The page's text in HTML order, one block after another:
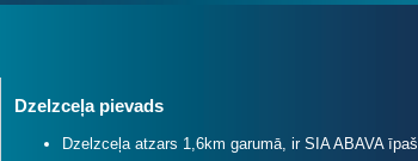
Dzelzceļa pievads
Dzelzceļa atzars 1,6km garumā, ir SIA ABAVA